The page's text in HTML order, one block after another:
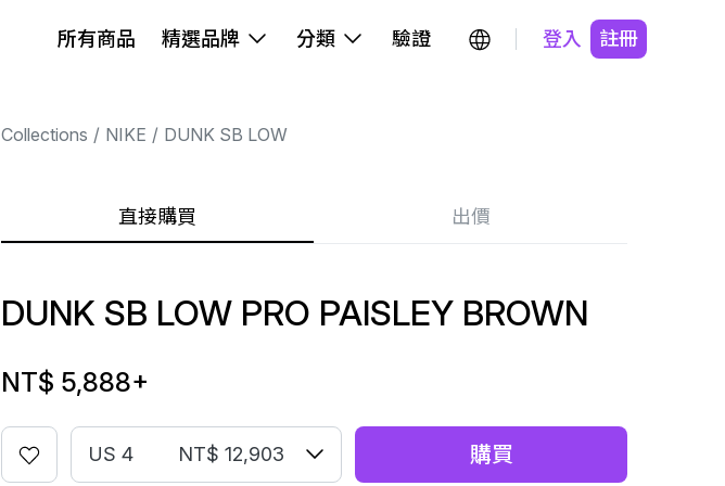
所有商品 精選品牌 分類 驗證 登入 註冊
Collections NIKE DUNK SB LOW
直接購買 出價
DUNK SB LOW PRO PAISLEY BROWN
NT$ 5,888+
US 4 NT$ 12,903 購買